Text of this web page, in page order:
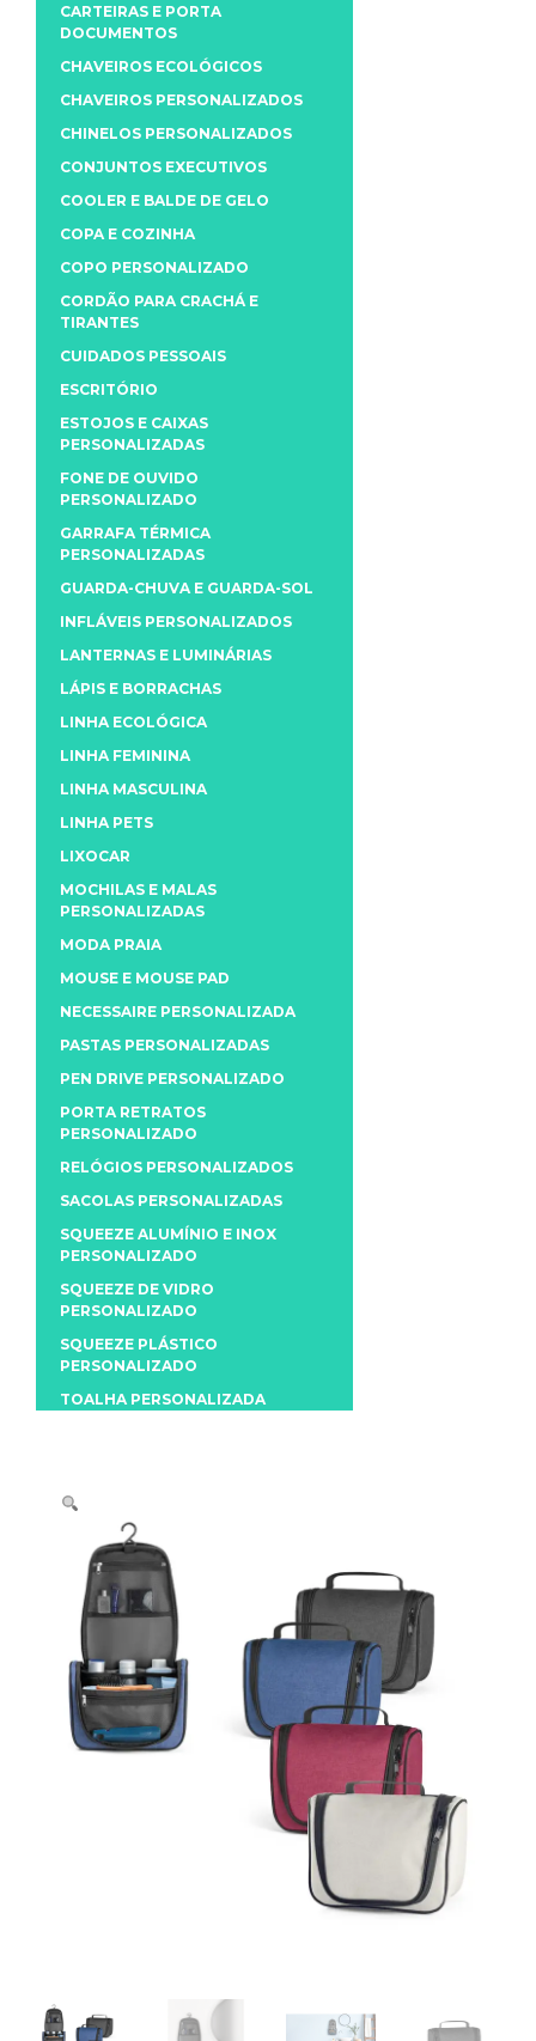
CARTEIRAS E PORTA
DOCUMENTOS
CHAVEIROS ECOLÓGICOS
CHAVEIROS PERSONALIZADOS
CHINELOS PERSONALIZADOS
CONJUNTOS EXECUTIVOS
COOLER E BALDE DE GELO
COPA E COZINHA
COPO PERSONALIZADO
CORDÃO PARA CRACHÁ E
TIRANTES
CUIDADOS PESSOAIS
ESCRITÓRIO
ESTOJOS E CAIXAS
PERSONALIZADAS
FONE DE OUVIDO
PERSONALIZADO
GARRAFA TÉRMICA
PERSONALIZADAS
GUARDA-CHUVA E GUARDA-SOL
INFLÁVEIS PERSONALIZADOS
LANTERNAS E LUMINÁRIAS
LÁPIS E BORRACHAS
LINHA ECOLÓGICA
LINHA FEMININA
LINHA MASCULINA
LINHA PETS
LIXOCAR
MOCHILAS E MALAS
PERSONALIZADAS
MODA PRAIA
MOUSE E MOUSE PAD
NECESSAIRE PERSONALIZADA
PASTAS PERSONALIZADAS
PEN DRIVE PERSONALIZADO
PORTA RETRATOS
PERSONALIZADO
RELÓGIOS PERSONALIZADOS
SACOLAS PERSONALIZADAS
SQUEEZE ALUMÍNIO E INOX
PERSONALIZADO
SQUEEZE DE VIDRO
PERSONALIZADO
SQUEEZE PLÁSTICO
PERSONALIZADO
TOALHA PERSONALIZADA